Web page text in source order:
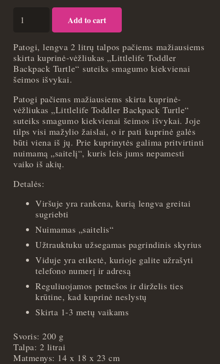
kuprinė-
Littlelife
Toddler
Backpack
Turtle
Add to cart
Patogi, lengva 2 litrų talpos pačiems mažiausiems
skirta kuprinė-vėžliukas „Littlelife Toddler
Backpack Turtle“ suteiks smagumo kiekvienai
šeimos išvykai.
Patogi pačiems mažiausiems skirta kuprinė-
vėžliukas „Littlelife Toddler Backpack Turtle“
suteiks smagumo kiekvienai šeimos išvykai. Joje
tilps visi mažylio žaislai, o ir pati kuprinė galės
būti viena iš jų. Prie kuprinytės galima pritvirtinti
nuimamą „saitelį“, kuris leis jums nepamesti
vaiko iš akių.
Detalės:
Viršuje yra rankena, kurią lengva greitai
sugriebti
Nuimamas „saitelis“
Užtrauktuku užsegamas pagrindinis skyrius
Viduje yra etiketė, kurioje galite užrašyti
telefono numerį ir adresą
Reguliuojamos petnešos ir dirželis ties
krūtine, kad kuprinė neslystų
Skirta 1-3 metų vaikams
Svoris: 200 g
Talpa: 2 litrai
Matmenys: 14 x 18 x 23 cm